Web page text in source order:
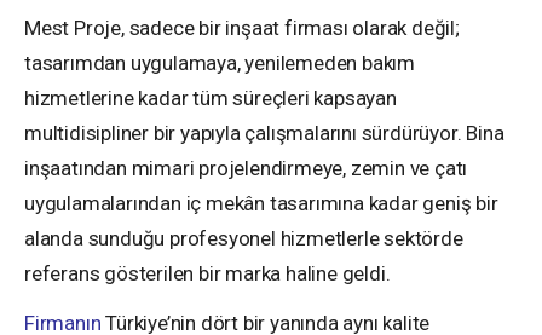
Mest Proje, sadece bir inşaat firması olarak değil;
tasarımdan uygulamaya, yenilemeden bakım
hizmetlerine kadar tüm süreçleri kapsayan
multidisipliner bir yapıyla çalışmalarını sürdürüyor. Bina
inşaatından mimari projelendirmeye, zemin ve çatı
uygulamalarından iç mekân tasarımına kadar geniş bir
alanda sunduğu profesyonel hizmetlerle sektörde
referans gösterilen bir marka haline geldi.
Firmanın Türkiye’nin dört bir yanında aynı kalite